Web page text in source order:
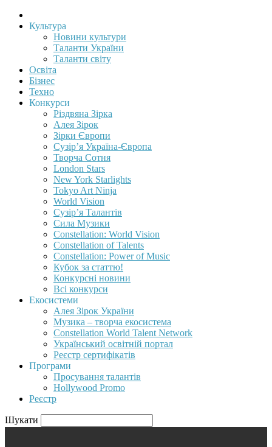
Культура
Новини культури
Таланти України
Таланти світу
Освіта
Бізнес
Техно
Конкурси
Різдвяна Зірка
Алея Зірок
Зірки Європи
Сузір’я Україна-Європа
Творча Сотня
London Stars
New York Starlights
Tokyo Art Ninja
World Vision
Сузір’я Талантів
Сила Музики
Constellation: World Vision
Constellation of Talents
Constellation: Power of Music
Кубок за статтю!
Конкурсні новини
Всі конкурси
Екосистеми
Алея Зірок України
Музика – творча екосистема
Constellation World Talent Network
Український освітній портал
Реєстр сертифікатів
Програми
Просування талантів
Hollywood Promo
Реєстр
Шукати